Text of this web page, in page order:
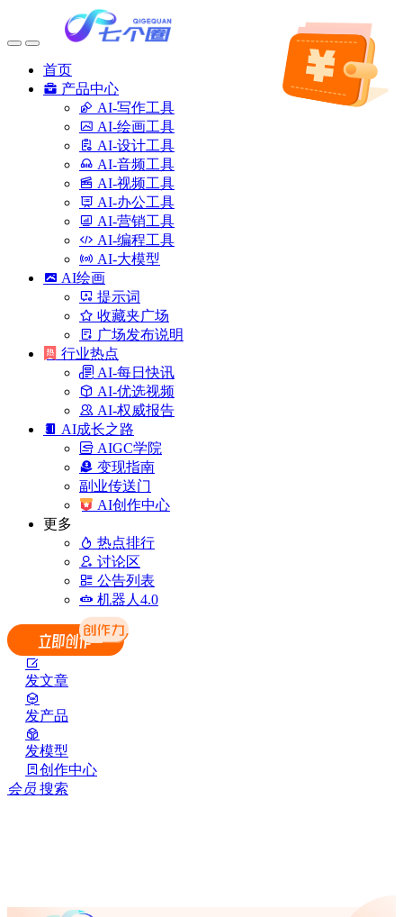
首页
产品中心
AI-写作工具
AI-绘画工具
AI-设计工具
AI-音频工具
AI-视频工具
AI-办公工具
AI-营销工具
AI-编程工具
AI-大模型
AI绘画
提示词
收藏夹广场
广场发布说明
行业热点
AI-每日快讯
AI-优选视频
AI-权威报告
AI成长之路
AIGC学院
变现指南
副业传送门
AI创作中心
更多
热点排行
讨论区
公告列表
机器人4.0
发文章
发产品
发模型
创作中心
会员 搜索